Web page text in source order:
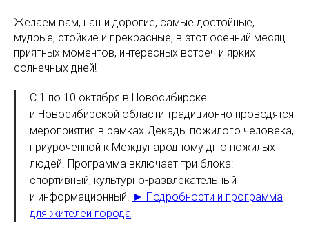
Желаем вам, наши дорогие, самые достойные,
мудрые, стойкие и прекрасные, в этот осенний месяц
приятных моментов, интересных встреч и ярких
солнечных дней!
С 1 по 10 октября в Новосибирске
и Новосибирской области традиционно проводятся
мероприятия в рамках Декады пожилого человека,
приуроченной к Международному дню пожилых
людей. Программа включает три блока:
спортивный, культурно-развлекательный
и информационный. ► Подробности и программа
для жителей города